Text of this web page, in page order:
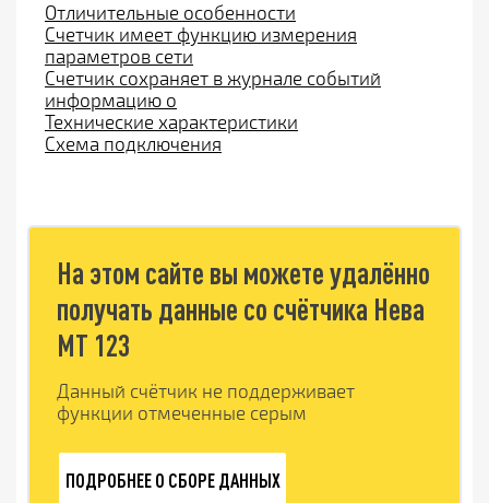
Отличительные особенности
Счетчик имеет функцию измерения
параметров сети
Счетчик сохраняет в журнале событий
информацию о
Технические характеристики
Схема подключения
На этом сайте вы можете удалённо
получать данные со счётчика Нева
МТ 123
Данный счётчик не поддерживает
функции отмеченные серым
ПОДРОБНЕЕ О СБОРЕ ДАННЫХ